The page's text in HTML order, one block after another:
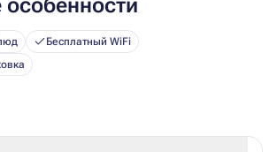
Бесплатный WiFi